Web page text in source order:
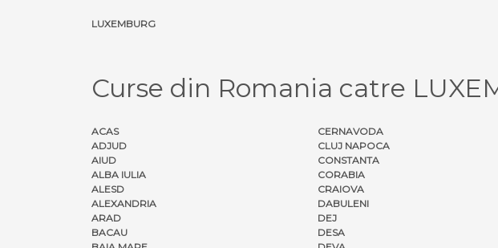
LUXEMBURG
Curse din Romania catre
ACAS
ADJUD
AIUD
ALBA IULIA
ALESD
ALEXANDRIA
ARAD
BACAU
CERNAVODA
CLUJ NAPOCA
CONSTANTA
CORABIA
CRAIOVA
DABULENI
DEJ
DESA